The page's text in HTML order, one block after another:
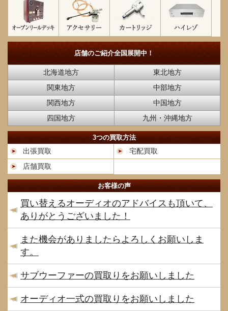
店舗のご紹介全国展開中！
北海道地方
東北地方
関東地方
中部地方
関西地方
中国地方
四国地方
九州・沖縄地方
3つの買取方法
出張買取
宅配買取
店舗買取
お客様の声
買い替えるオーディオのアドバイスも頂いて、
ありがとうございました！
また機会がありましたらよろしくお願いしま
す。
サブウーファーの買取りをお願いしました
オーディオ一式の買取りをお願いしました